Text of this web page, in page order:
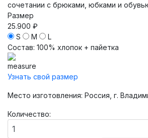
сочетании с брюками, юбками и
Размер
25.900 ₽
S
M
L
Состав: 100% хлопок + пайетка
Узнать свой размер
Место изготовления: Россия, г.
Количество: